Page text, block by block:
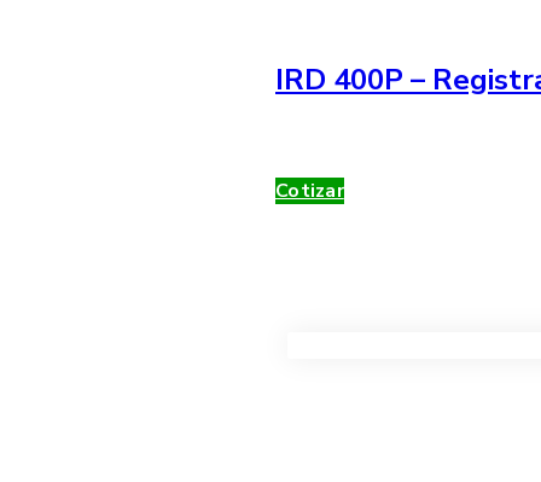
IRD 400P –
Cotizar